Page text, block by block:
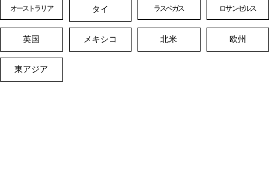
オーストラリア タイ ラスベガス ロサンゼルス
英国 メキシコ 北米 欧州
東アジア